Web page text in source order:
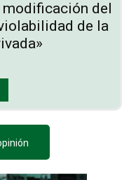
modificación del
de la